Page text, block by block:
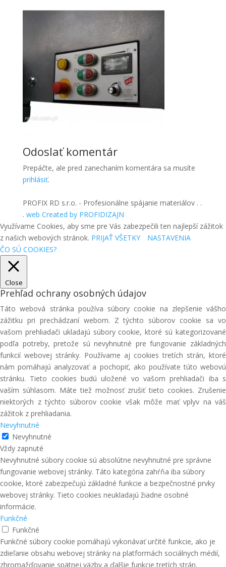
Odoslať komentár
Prepáčte, ale pred zanechaním komentára sa musíte
prihlásiť.
PROFIX RD s.r.o. - Profesionálne spájanie materiálov . .
. web Created by PROFIDIZAJN
Využívame Cookies, aby sme pre Vás zabezpečili ten najlepší zážitok
z našich webových stránok. PRIJAŤ VŠETKY
NASTAVENIA
ČO SÚ COOKIES?
Close
Prehľad ochrany osobných údajov
Táto webová stránka používa súbory cookie na zlepšenie vášho
zážitku pri prechádzaní webom. Z týchto súborov cookie sa vo
vašom prehliadači ukladajú súbory cookie, ktoré sú kategorizované
podľa potreby, pretože sú nevyhnutné pre fungovanie základných
funkcií webovej stránky. Používame aj cookies tretích strán, ktoré
nám pomáhajú analyzovať a pochopiť, ako používate túto webovú
stránku. Tieto cookies budú uložené vo vašom prehliadači iba s
vaším súhlasom. Máte tiež možnosť zrušiť tieto cookies. Zrušenie
niektorých z týchto súborov cookie však môže mať vplyv na váš
zážitok z prehliadania.
Nevyhnutné
Nevyhnutné
Vždy zapnuté
Nevyhnutné súbory cookie sú absolútne nevyhnutné pre správne
fungovanie webovej stránky. Táto kategória zahŕňa iba súbory
cookie, ktoré zabezpečujú základné funkcie a bezpečnostné prvky
webovej stránky. Tieto cookies neukladajú žiadne osobné
informácie.
Funkčné
Funkčné
Funkčné súbory cookie pomáhajú vykonávať určité funkcie, ako je
zdieľanie obsahu webovej stránky na platformách sociálnych médií,
zhromažďovanie spätnej väzby a ďalšie funkcie tretích strán.